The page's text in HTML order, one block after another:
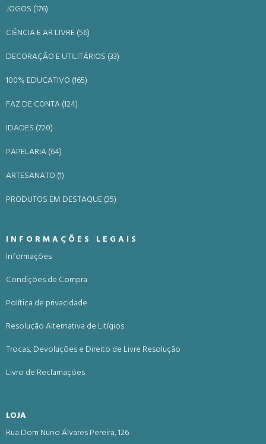
JOGOS (176)
CIÊNCIA E AR LIVRE (56)
DECORAÇÃO E UTILITÁRIOS (33)
100% EDUCATIVO (165)
FAZ DE CONTA (124)
IDADES (720)
PAPELARIA (64)
ARTESANATO (1)
PRODUTOS EM DESTAQUE (35)
INFORMAÇÕES LEGAIS
Informações
Condições de Compra
Política de privacidade
Resolução Alternativa de Litígios
Trocas, Devoluções e Direito de Livre Resolução
Livro de Reclamações
LOJA
Rua Dom Nuno Álvares Pereira, 126